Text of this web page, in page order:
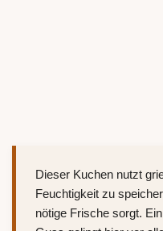
Dieser Kuchen nutzt
Feuchtigkeit zu
nötige Frische sorgt.